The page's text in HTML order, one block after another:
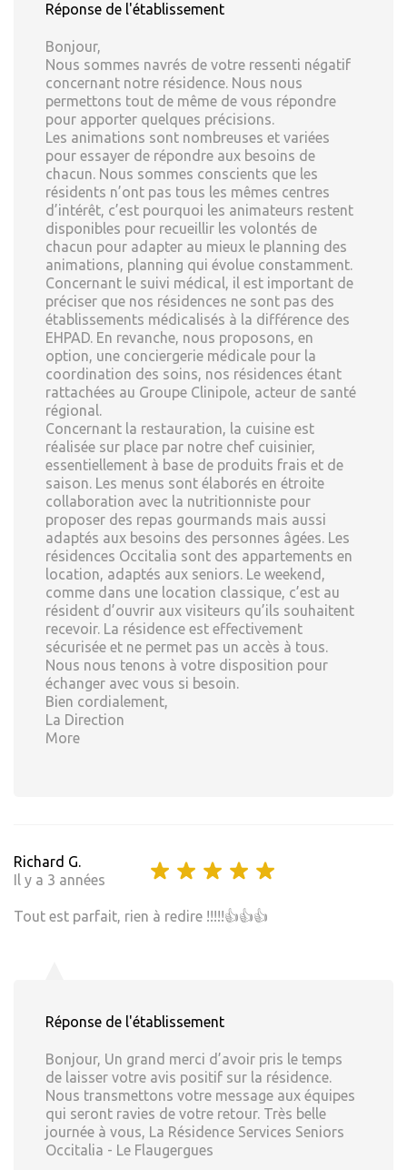
Réponse de l'établissement
Bonjour,
Nous sommes navrés de votre ressenti négatif
concernant notre résidence. Nous nous
permettons tout de même de vous répondre
pour apporter quelques précisions.
Les animations sont nombreuses et variées
pour essayer de répondre aux besoins de
chacun. Nous sommes conscients que les
résidents n’ont pas tous les mêmes centres
d’intérêt, c’est pourquoi les animateurs restent
disponibles pour recueillir les volontés de
chacun pour adapter au mieux le planning des
animations, planning qui évolue constamment.
Concernant le suivi médical, il est important de
préciser que nos résidences ne sont pas des
établissements médicalisés à la différence des
EHPAD. En revanche, nous proposons, en
option, une conciergerie médicale pour la
coordination des soins, nos résidences étant
rattachées au Groupe Clinipole, acteur de santé
régional.
Concernant la restauration, la cuisine est
réalisée sur place par notre chef cuisinier,
essentiellement à base de produits frais et de
saison. Les menus sont élaborés en étroite
collaboration avec la nutritionniste pour
proposer des repas gourmands mais aussi
adaptés aux besoins des personnes âgées. Les
résidences Occitalia sont des appartements en
location, adaptés aux seniors. Le weekend,
comme dans une location classique, c’est au
résident d’ouvrir aux visiteurs qu’ils souhaitent
recevoir. La résidence est effectivement
sécurisée et ne permet pas un accès à tous.
Nous nous tenons à votre disposition pour
échanger avec vous si besoin.
Bien cordialement,
La Direction
More
Richard G.
Il y a 3 années
Tout est parfait, rien à redire !!!!!👍👍👍
Réponse de l'établissement
Bonjour, Un grand merci d’avoir pris le temps
de laisser votre avis positif sur la résidence.
Nous transmettons votre message aux équipes
qui seront ravies de votre retour. Très belle
journée à vous, La Résidence Services Seniors
Occitalia - Le Flaugergues